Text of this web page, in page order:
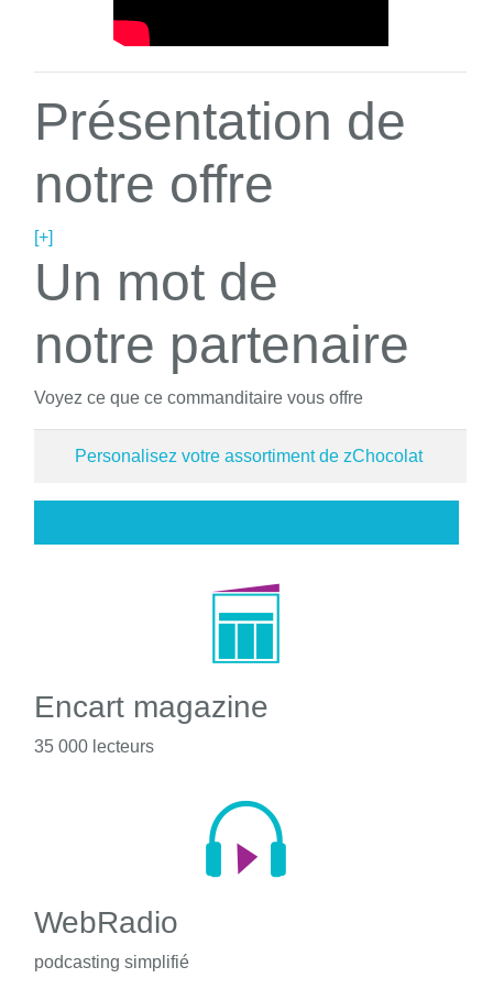
Présentation de
notre offre
[+]
Un mot de
notre partenaire
Voyez ce que ce commanditaire vous offre
Personalisez votre assortiment de zChocolat
Encart magazine
35 000 lecteurs
WebRadio
podcasting simplifié